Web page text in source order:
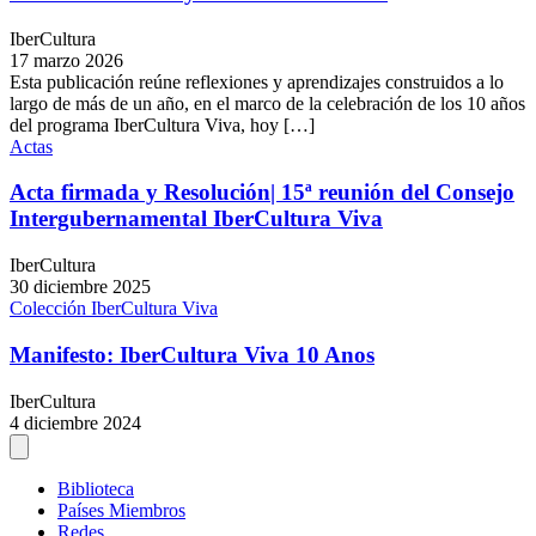
IberCultura
17 marzo 2026
Esta publicación reúne reflexiones y aprendizajes construidos a lo
largo de más de un año, en el marco de la celebración de los 10 años
del programa IberCultura Viva, hoy […]
Actas
Acta firmada y Resolución| 15ª reunión del Consejo
Intergubernamental IberCultura Viva
IberCultura
30 diciembre 2025
Colección IberCultura Viva
Manifesto: IberCultura Viva 10 Anos
IberCultura
4 diciembre 2024
Biblioteca
Países Miembros
Redes